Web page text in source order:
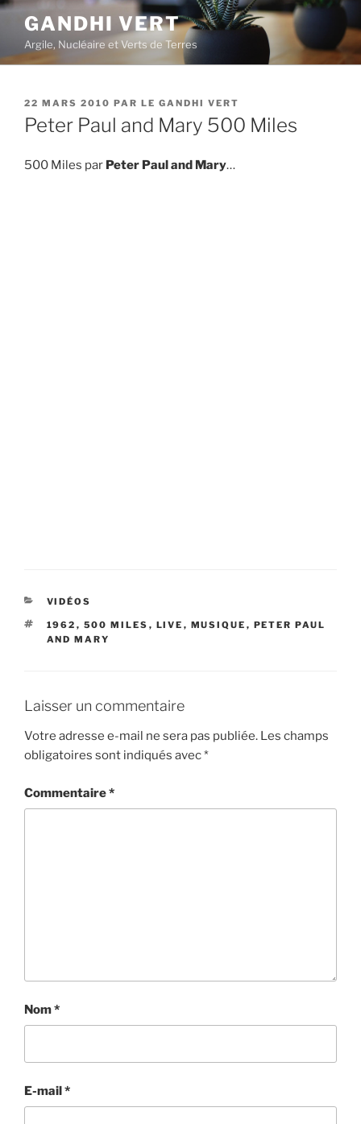
Aller
contenu
principal
GANDHI VERT
Argile, Nucléaire et Verts de Terres
PUBLIÉ
LE
22 MARS 2010 PAR LE GANDHI VERT
Peter Paul and Mary 500 Miles
500 Miles par Peter Paul and Mary…
CATÉGORIES
VIDÉOS
ÉTIQUETTES
1962 , 500 MILES , LIVE , MUSIQUE , PETER PAUL
AND MARY
Laisser un commentaire
Votre adresse e-mail ne sera pas publiée. Les champs
obligatoires sont indiqués avec*
Commentaire*
Nom*
E-mail*